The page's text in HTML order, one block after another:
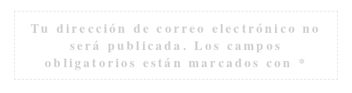
Tu dirección de correo electrónico no
será publicada. Los campos
obligatorios están marcados con *